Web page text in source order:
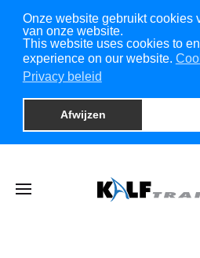
Onze website gebruikt cookies
van onze website.
This website uses cookies to
experience on our website.
Privacy beleid
Afwijzen